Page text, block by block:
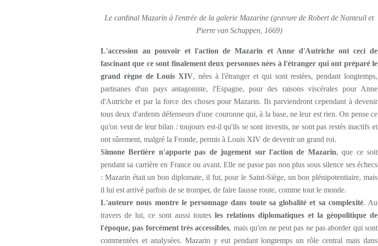
Le cardinal Mazarin à l'entrée de la galerie Mazarine (gravure de Robert de Nanteuil et
Pierre van Schuppen, 1669)
L'accession au pouvoir et l'action de Mazarin et Anne d'Autriche ont ceci de
fascinant que ce sont finalement deux personnes nées à l'étranger qui ont préparé le
grand règne de Louis XIV, nées à l'étranger et qui sont restées, pendant longtemps,
partisanes d'un pays antagoniste, l'Espagne, pour des raisons viscérales pour Anne
d'Autriche et par la force des choses pour Mazarin. Ils parviendront cependant à devenir
tous deux d'ardents défenseurs d'une couronne qui, à la base, ne leur est rien. On pense ce
qu'on veut de leur bilan : toujours est-il qu'ils se sont investis, ne sont pas restés inactifs et
ont sûrement, malgré la Fronde, permis à Louis XIV de devenir un grand roi.
Simone Bertière n'apporte pas de jugement sur l'action de Mazarin, que ce soit
pendant sa carrière en France ou avant. Elle ne passe pas non plus sous silence ses échecs
: Mazarin était un bon diplomate, il fut, pour le Saint-Siège, un bon plénipotentiaire, mais
il lui est arrivé parfois de se tromper, de faire fausse route, comme tout le monde.
L'auteure nous montre le personnage dans toute sa globalité et sa complexité. Au
travers de lui, ce sont aussi toutesles relations diplomatiques et la géopolitique de
l'époque, pas forcément très accessibles, mais qu'on ne peut pas ne pas aborder qui sont
commentées et analysées. Mazarin y eut pendant longtemps un rôle central mais dans